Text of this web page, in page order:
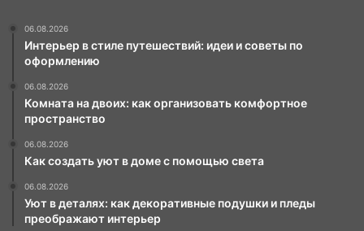
06.08.2026
Интерьер в стиле путешествий: идеи и советы по
оформлению
06.08.2026
Комната на двоих: как организовать комфортное
пространство
06.08.2026
Как создать уют в доме с помощью света
06.08.2026
Уют в деталях: как декоративные подушки и пледы
преображают интерьер